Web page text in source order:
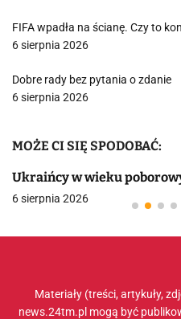
FIFA wpadła na ścianę. Czy to
6 sierpnia 2026
Dobre rady bez pytania o zdanie
6 sierpnia 2026
MOŻE CI SIĘ SPODOBAĆ:
Ukraińcy w wieku
6 sierpnia 2026
Materiały (treści, artykuły,
news.24tm.pl mogą być